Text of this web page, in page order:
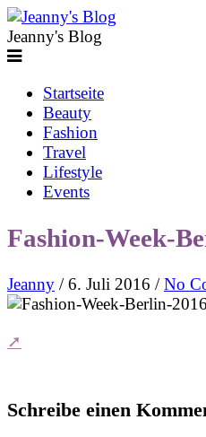
Jeanny's Blog
Startseite
Beauty
Fashion
Travel
Lifestyle
Events
Fashion-Week-
Jeanny /6. Juli 2016 /No
Schreibe einen